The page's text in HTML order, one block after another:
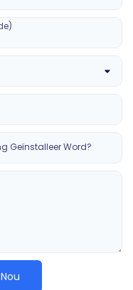
Geïnstalleer Word?